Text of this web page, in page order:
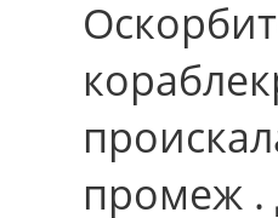
промеж .